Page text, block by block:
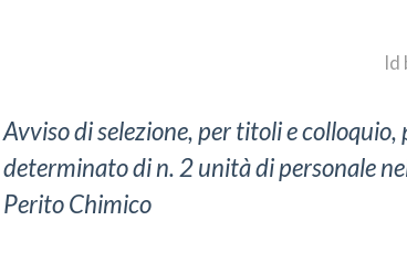
Id
Avviso di selezione, per titoli e colloquio,
determinato di n. 2 unità di personale
Perito Chimico